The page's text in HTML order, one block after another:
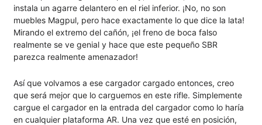
instala un agarre delantero en el riel inferior. ¡No, no son
muebles Magpul, pero hace exactamente lo que dice la lata!
Mirando el extremo del cañón, ¡el freno de boca falso
realmente se ve genial y hace que este pequeño SBR
parezca realmente amenazador!
Así que volvamos a ese cargador cargado entonces, creo
que será mejor que lo carguemos en este rifle. Simplemente
cargue el cargador en la entrada del cargador como lo haría
en cualquier plataforma AR. Una vez que esté en posición,